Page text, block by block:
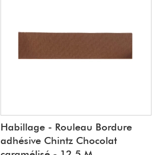
Habillage - Rouleau Bordure
adhésive Chintz Chocolat